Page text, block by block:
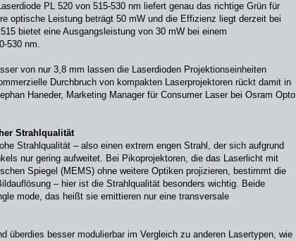
PL 520 von 515-530 nm liefert genau das richtige Grün für
optische Leistung beträgt 50 mW und die Effizienz liegt derzeit bei
bietet eine Ausgangsleistung von 30 mW bei einem
530 nm.
von nur 3,8 mm lassen die Laserdioden Projektionseinheiten
Durchbruch von kompakten Laserprojektoren rückt damit in
Haneder, Marketing Manager für Consumer Laser bei Osram Opto
Strahlqualität
Strahlqualität – also einen extrem engen Strahl, der sich aufgrund
nur gering aufweitet. Bei Pikoprojektoren, die das Laserlicht mit
Spiegel (MEMS) ohne weitere Optiken projizieren, bestimmt die
– hier ist die Strahlqualität besonders wichtig. Beide
mode, das heißt sie emittieren nur eine transversale
überdies besser modulierbar im Vergleich zu anderen Lasertypen, wie